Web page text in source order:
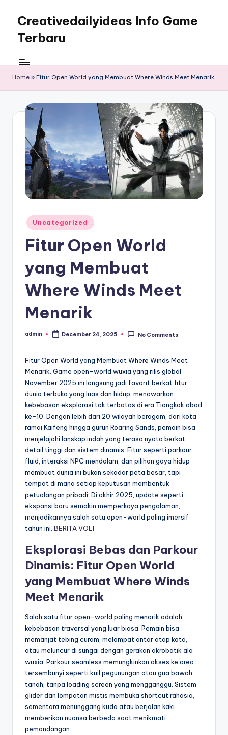
content
Creativedailyideas Info Game
Terbaru
Home » Fitur Open World yang Membuat Where Winds Meet Menarik
Posted
in
Uncategorized
Fitur Open World
yang Membuat
Where Winds Meet
Menarik
Posted
admin December 24, 2025 No Comments
Fitur Open World yang Membuat Where Winds Meet
Menarik. Game open-world wuxia yang rilis global
November 2025 ini langsung jadi favorit berkat fitur
dunia terbuka yang luas dan hidup, menawarkan
kebebasan eksplorasi tak terbatas di era Tiongkok abad
ke-10. Dengan lebih dari 20 wilayah beragam, dari kota
ramai Kaifeng hingga gurun Roaring Sands, pemain bisa
menjelajahi lanskap indah yang terasa nyata berkat
detail tinggi dan sistem dinamis. Fitur seperti parkour
fluid, interaksi NPC mendalam, dan pilihan gaya hidup
membuat dunia ini bukan sekadar peta besar, tapi
tempat di mana setiap keputusan membentuk
petualangan pribadi. Di akhir 2025, update seperti
ekspansi baru semakin memperkaya pengalaman,
menjadikannya salah satu open-world paling imersif
tahun ini. BERITA VOLI
Eksplorasi Bebas dan Parkour
Dinamis: Fitur Open World
yang Membuat Where Winds
Meet Menarik
Salah satu fitur open-world paling menarik adalah
kebebasan traversal yang luar biasa. Pemain bisa
memanjat tebing curam, melompat antar atap kota,
atau meluncur di sungai dengan gerakan akrobatik ala
wuxia. Parkour seamless memungkinkan akses ke area
tersembunyi seperti kuil pegunungan atau gua bawah
tanah, tanpa loading screen yang mengganggu. Sistem
glider dan lompatan mistis membuka shortcut rahasia,
sementara menunggang kuda atau berjalan kaki
memberikan nuansa berbeda saat menikmati
pemandangan.